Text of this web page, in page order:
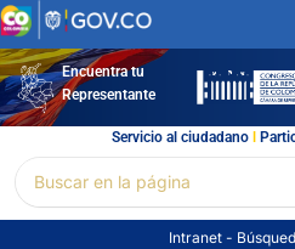
Ir
al
contenidoEncuentra tu
Representante
Servicio al ciudadano l
por:
Intranet -